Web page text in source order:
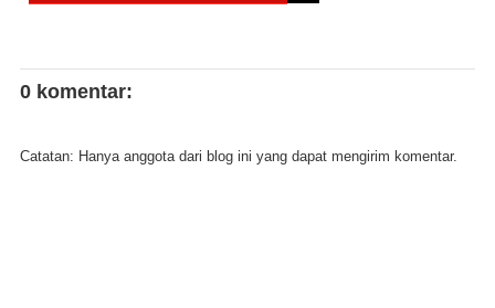
0 komentar:
Catatan: Hanya anggota dari blog ini yang dapat mengirim komentar.